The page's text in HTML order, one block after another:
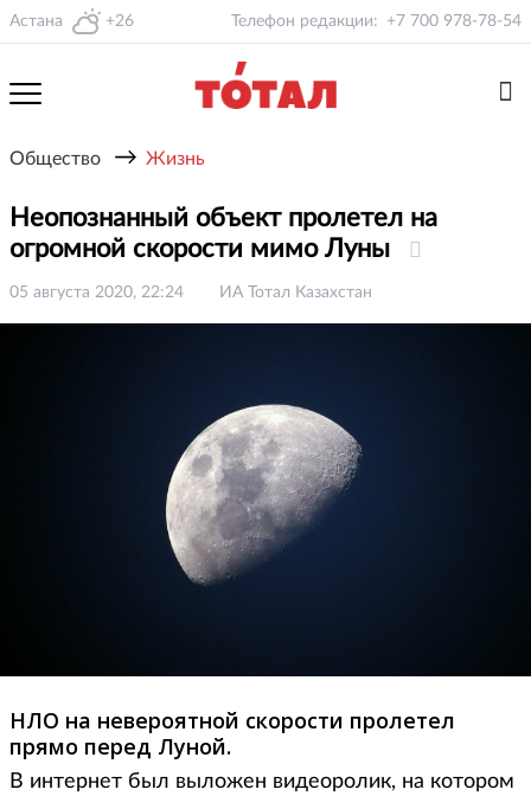
Астана +26 Телефон редакции: +7 700 978-78-54
Общество → Жизнь
Неопознанный объект пролетел на
огромной скорости мимо Луны
05 августа 2020, 22:24 ИА Тотал Казахстан
НЛО на невероятной скорости пролетел
прямо перед Луной.
В интернет был выложен видеоролик, на котором